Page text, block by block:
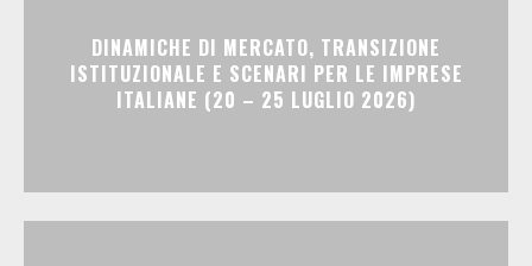
DINAMICHE DI MERCATO, TRANSIZIONE
ISTITUZIONALE E SCENARI PER LE IMPRESE
ITALIANE (20 – 25 LUGLIO 2026)